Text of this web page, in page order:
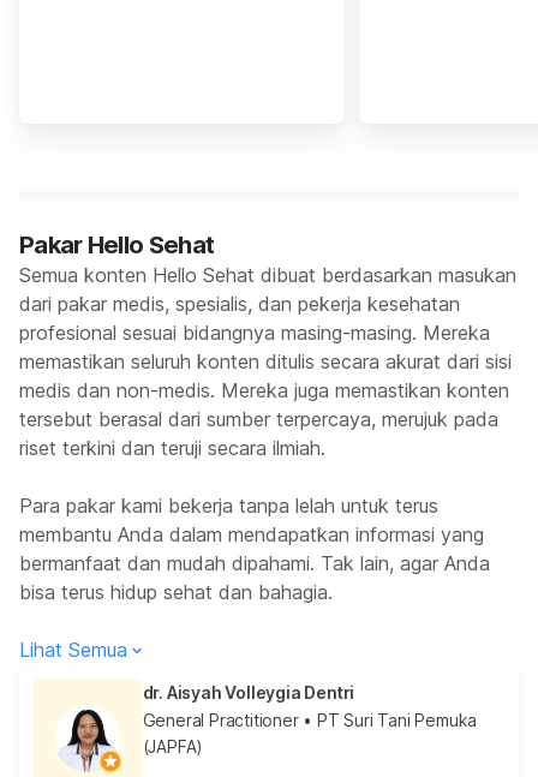
Pakar Hello Sehat
Semua konten Hello Sehat dibuat berdasarkan masukan
dari pakar medis, spesialis, dan pekerja kesehatan
profesional sesuai bidangnya masing-masing. Mereka
memastikan seluruh konten ditulis secara akurat dari sisi
medis dan non-medis. Mereka juga memastikan konten
tersebut berasal dari sumber terpercaya, merujuk pada
riset terkini dan teruji secara ilmiah.
Para pakar kami bekerja tanpa lelah untuk terus
membantu Anda dalam mendapatkan informasi yang
bermanfaat dan mudah dipahami. Tak lain, agar Anda
bisa terus hidup sehat dan bahagia.
Lihat Semua
dr. Aisyah Volleygia Dentri
General Practitioner• PT Suri Tani Pemuka
(JAPFA)